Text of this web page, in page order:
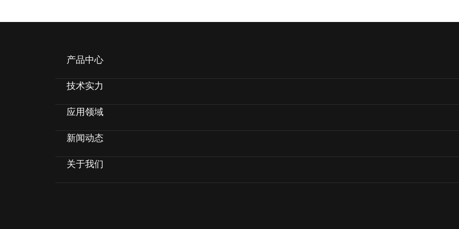
产品中心
技术实力
应用领域
新闻动态
关于我们